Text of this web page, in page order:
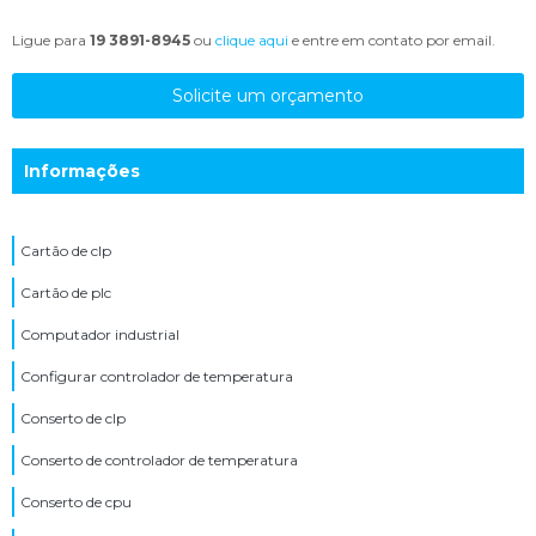
Ligue para 19 3891-8945 ou clique aqui e entre em contato por email.
Solicite um orçamento
Informações
Cartão de clp
Cartão de plc
Computador industrial
Configurar controlador de temperatura
Conserto de clp
Conserto de controlador de temperatura
Conserto de cpu